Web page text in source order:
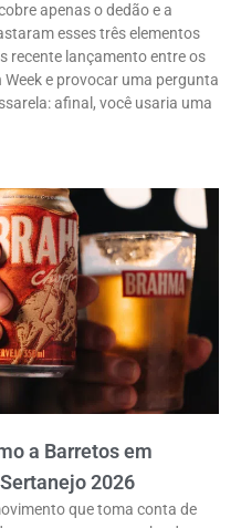
apenas o dedão e a
esses três elementos
recente lançamento entre os
e provocar uma pergunta
afinal, você usaria uma
a Barretos em
2026
que toma conta de